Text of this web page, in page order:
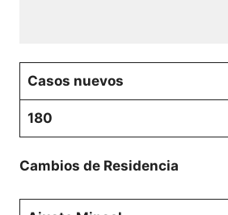
Casos nuevos
180
Cambios de Residencia